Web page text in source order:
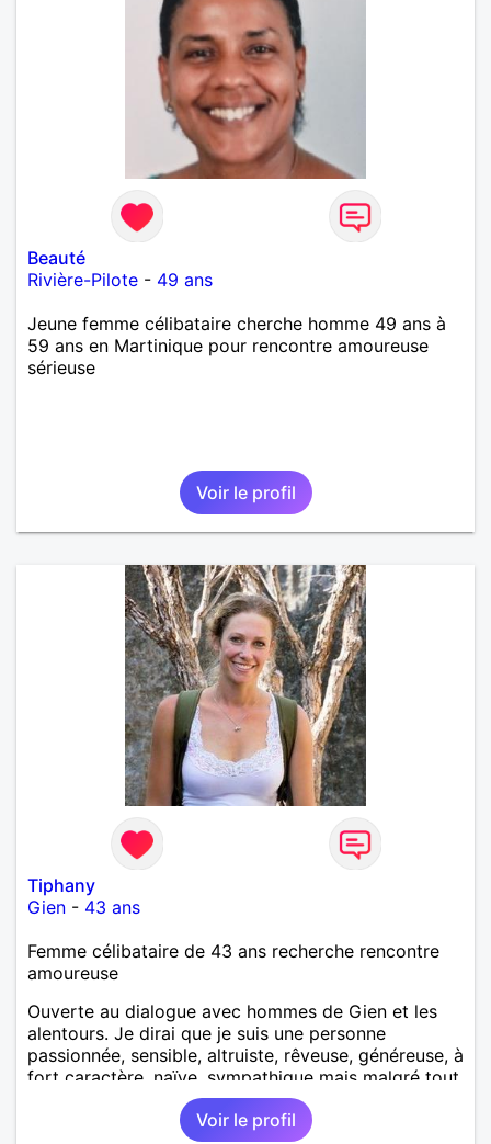
Beauté
Rivière-Pilote - 49 ans
Jeune femme célibataire cherche homme 49 ans à
59 ans en Martinique pour rencontre amoureuse
sérieuse
Voir le profil
Tiphany
Gien - 43 ans
Femme célibataire de 43 ans recherche rencontre
amoureuse
Ouverte au dialogue avec hommes de Gien et les
alentours. Je dirai que je suis une personne
passionnée, sensible, altruiste, rêveuse, généreuse, à
fort caractère, naïve, sympathique mais malgré tout
avec la tête sur les épaules. On dis de moi que je
suis drôle, loyale, très gentille, franche (un peu trop
Voir le profil